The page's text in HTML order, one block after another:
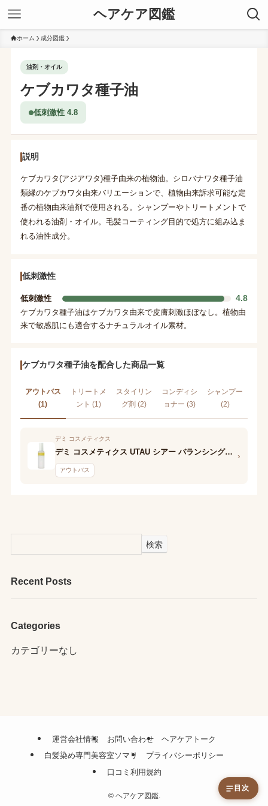
ヘアケア図鑑
ホーム 成分図鑑
油剤・オイル
ケブカワタ種子油
低刺激性 4.8
説明
ケブカワタ(アジアワタ)種子由来の植物油。シロバナワタ種子油
類縁のケブカワタ由来バリエーションで、植物由来訴求可能な定
番の植物由来油剤で使用される。シャンプーやトリートメントで
使われる油剤・オイル。毛髪コーティング目的で処方に組み込ま
れる油性成分。
低刺激性
低刺激性 4.8
ケブカワタ種子油はケブカワタ由来で皮膚刺激ほぼなし。植物由
来で敏感肌にも適合するナチュラルオイル素材。
ケブカワタ種子油を配合した商品一覧
アウトバス
(1)
トリートメ
ント (1)
スタイリン
グ剤 (2)
コンディシ
ョナー (3)
シャンプー
(2)
デミ コスメティクス
デミ コスメティクス UTAU シアー バランシングミスト
アウトバス
›
検索
Recent Posts
Categories
カテゴリーなし
運営会社情報 お問い合わせ
ヘアケアトーク
白髪染め専門美容室ソマリ
プライバシーポリシー
口コミ利用規約
©ヘアケア図鑑.
目次